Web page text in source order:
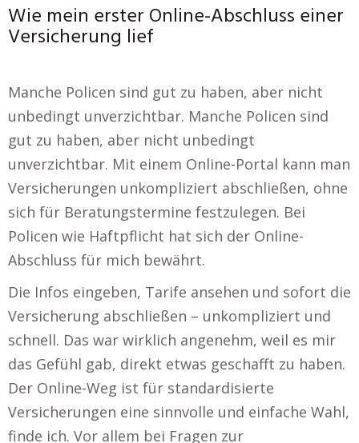
Wie mein erster Online-Abschluss einer
Versicherung lief
Manche Policen sind gut zu haben, aber nicht
unbedingt unverzichtbar. Manche Policen sind
gut zu haben, aber nicht unbedingt
unverzichtbar. Mit einem Online-Portal kann man
Versicherungen unkompliziert abschließen, ohne
sich für Beratungstermine festzulegen. Bei
Policen wie Haftpflicht hat sich der Online-
Abschluss für mich bewährt.
Die Infos eingeben, Tarife ansehen und sofort die
Versicherung abschließen – unkompliziert und
schnell. Das war wirklich angenehm, weil es mir
das Gefühl gab, direkt etwas geschafft zu haben.
Der Online-Weg ist für standardisierte
Versicherungen eine sinnvolle und einfache Wahl,
finde ich. Vor allem bei Fragen zur